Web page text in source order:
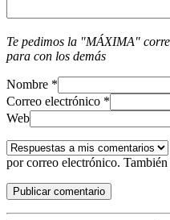
Te pedimos la "MÁXIMA"
para con los demás
Nombre *
Correo electrónico *
Web
por correo electrónico. También